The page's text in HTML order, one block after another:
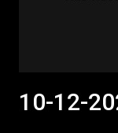
10-12-